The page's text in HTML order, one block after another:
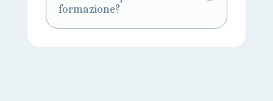
formazione?